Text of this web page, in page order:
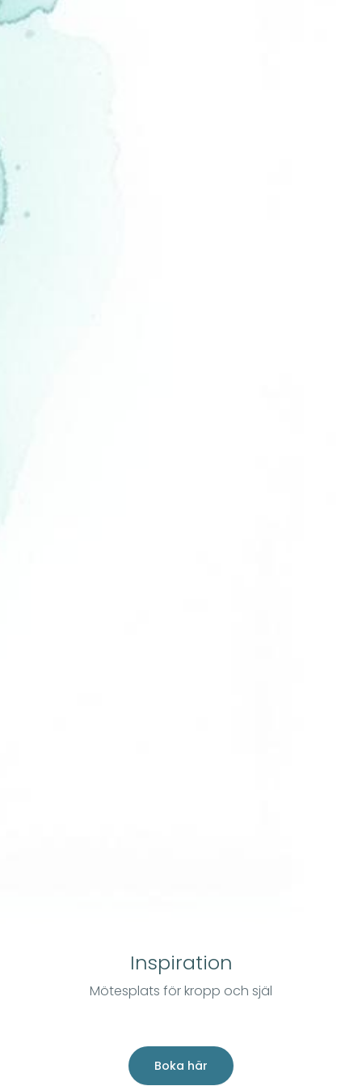
Inspiration
Mötesplats för kropp och själ
Boka här